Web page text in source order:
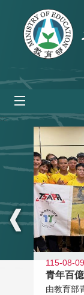
跳到主要內容區塊
:::
115-08-09
青年百
由教育部